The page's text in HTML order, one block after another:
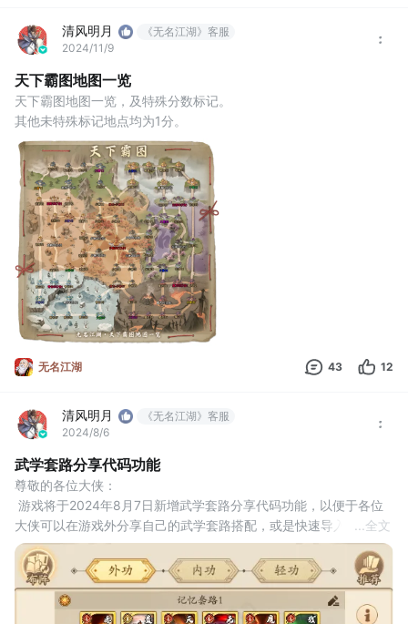
放补偿。
感谢您的支持和理解，我们将尽快完成修复和补偿发放。
无名小居
11月25日
清风明月
《无名江湖》客服
2024/11/9
天下霸图地图一览
天下霸图地图一览，及特殊分数标记。
其他未特殊标记地点均为1分。
无名江湖 43 12
清风明月
《无名江湖》客服
2024/8/6
武学套路分享代码功能
尊敬的各位大侠：
大侠可以在游戏外分享自己的武学套路搭配，或是快速导入其他大
侠分享的武学套路。
用。
全文